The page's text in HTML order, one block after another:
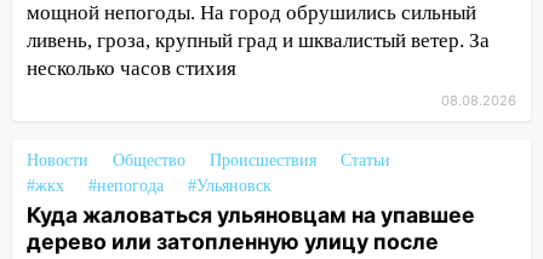
14:14 Студента из Ульяновска обманули
мошенники под видом преподавателя
Куда жаловаться ульяновцам на
13:59 В Новом городе ураганным
ветром сорвало опалубку со
строящегося дома
мощной непогоды. На город обрушились сильный
ливень, гроза, крупный град и шквалистый ветер. За
несколько часов стихия
08.08.2026
Новости Общество Происшествия
Статьи
#жкх
#непогода #Ульяновск
Куда жаловаться ульяновцам на упавшее
дерево или затопленную улицу после